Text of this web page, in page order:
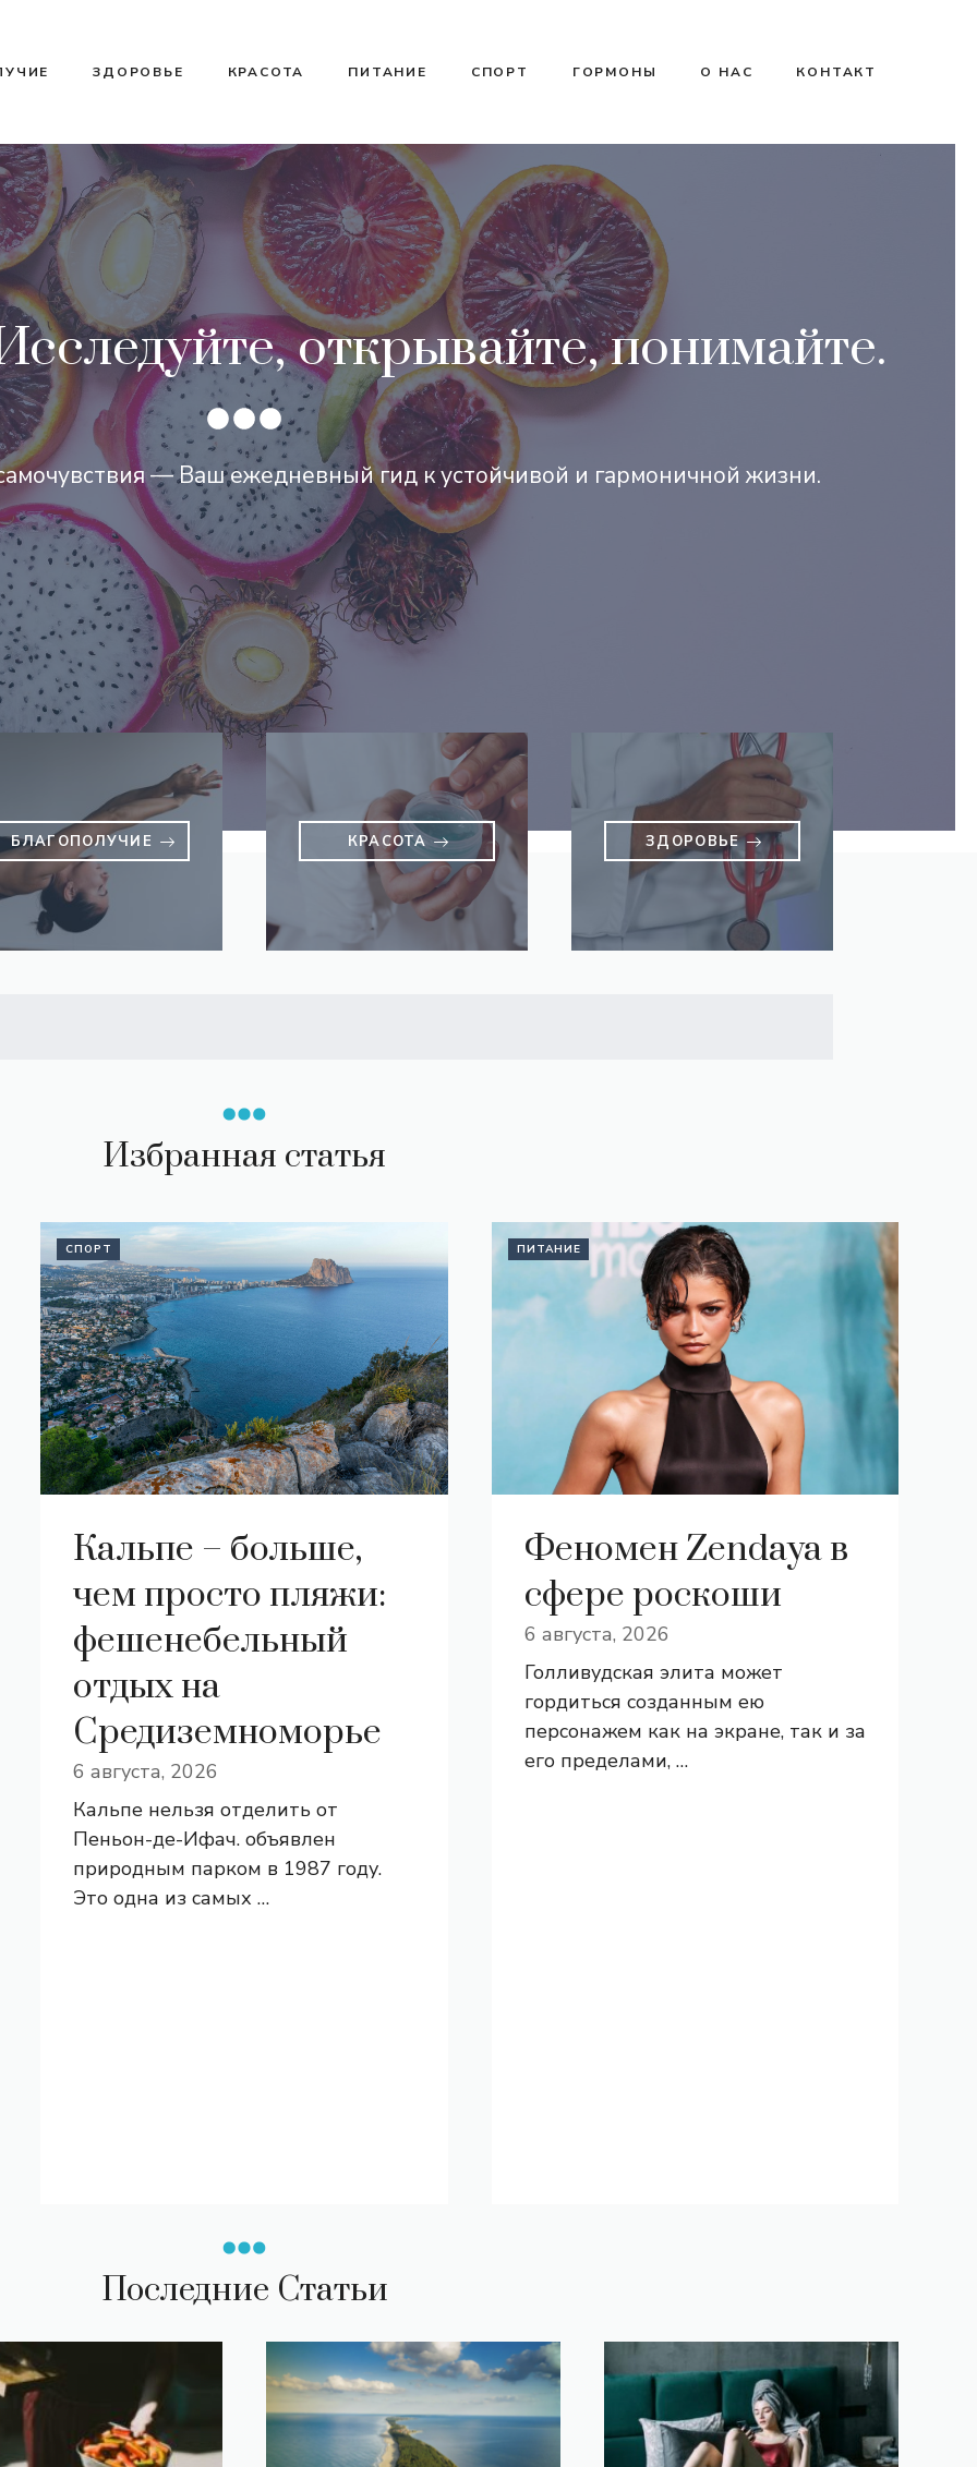
ЗДОРОВЬЕ КРАСОТА ПИТАНИЕ СПОРТ ГОРМОНЫ О НАС КОНТАКТ
открывайте, понимайте.
— Ваш ежедневный гид к устойчивой и гармоничной жизни.
БЛАГОПОЛУЧИЕ КРАСОТА ЗДОРОВЬЕ
Избранная статья
СПОРТ
Кальпе – больше,
чем просто пляжи:
фешенебельный
отдых на
Средиземноморье
6 августа, 2026
Кальпе нельзя отделить от
Пеньон-де-Ифач. объявлен
природным парком в 1987 году.
Это одна из самых …
ПИТАНИЕ
Феномен Zendaya в
сфере роскоши
6 августа, 2026
Голливудская элита может
гордиться созданным ею
персонажем как на экране, так и за
его пределами, …
Последние Статьи